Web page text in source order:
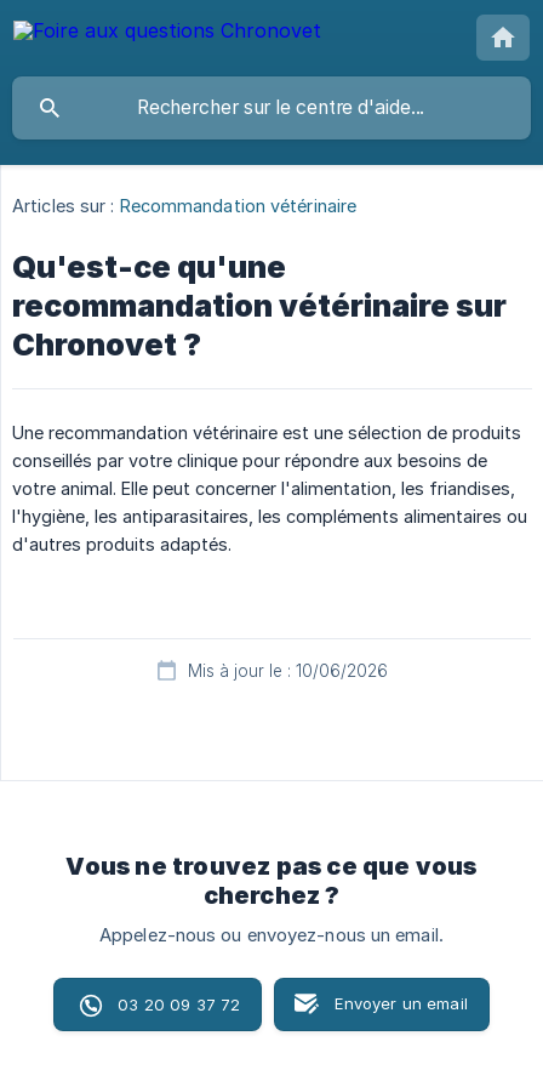
Articles sur : Recommandation vétérinaire
Qu'est-ce qu'une
recommandation vétérinaire sur
Chronovet ?
Une recommandation vétérinaire est une sélection de produits
conseillés par votre clinique pour répondre aux besoins de
votre animal. Elle peut concerner l'alimentation, les friandises,
l'hygiène, les antiparasitaires, les compléments alimentaires ou
d'autres produits adaptés.
Mis à jour le : 10/06/2026
Vous ne trouvez pas ce que vous
cherchez ?
Appelez-nous ou envoyez-nous un email.
03 20 09 37 72 Envoyer un email